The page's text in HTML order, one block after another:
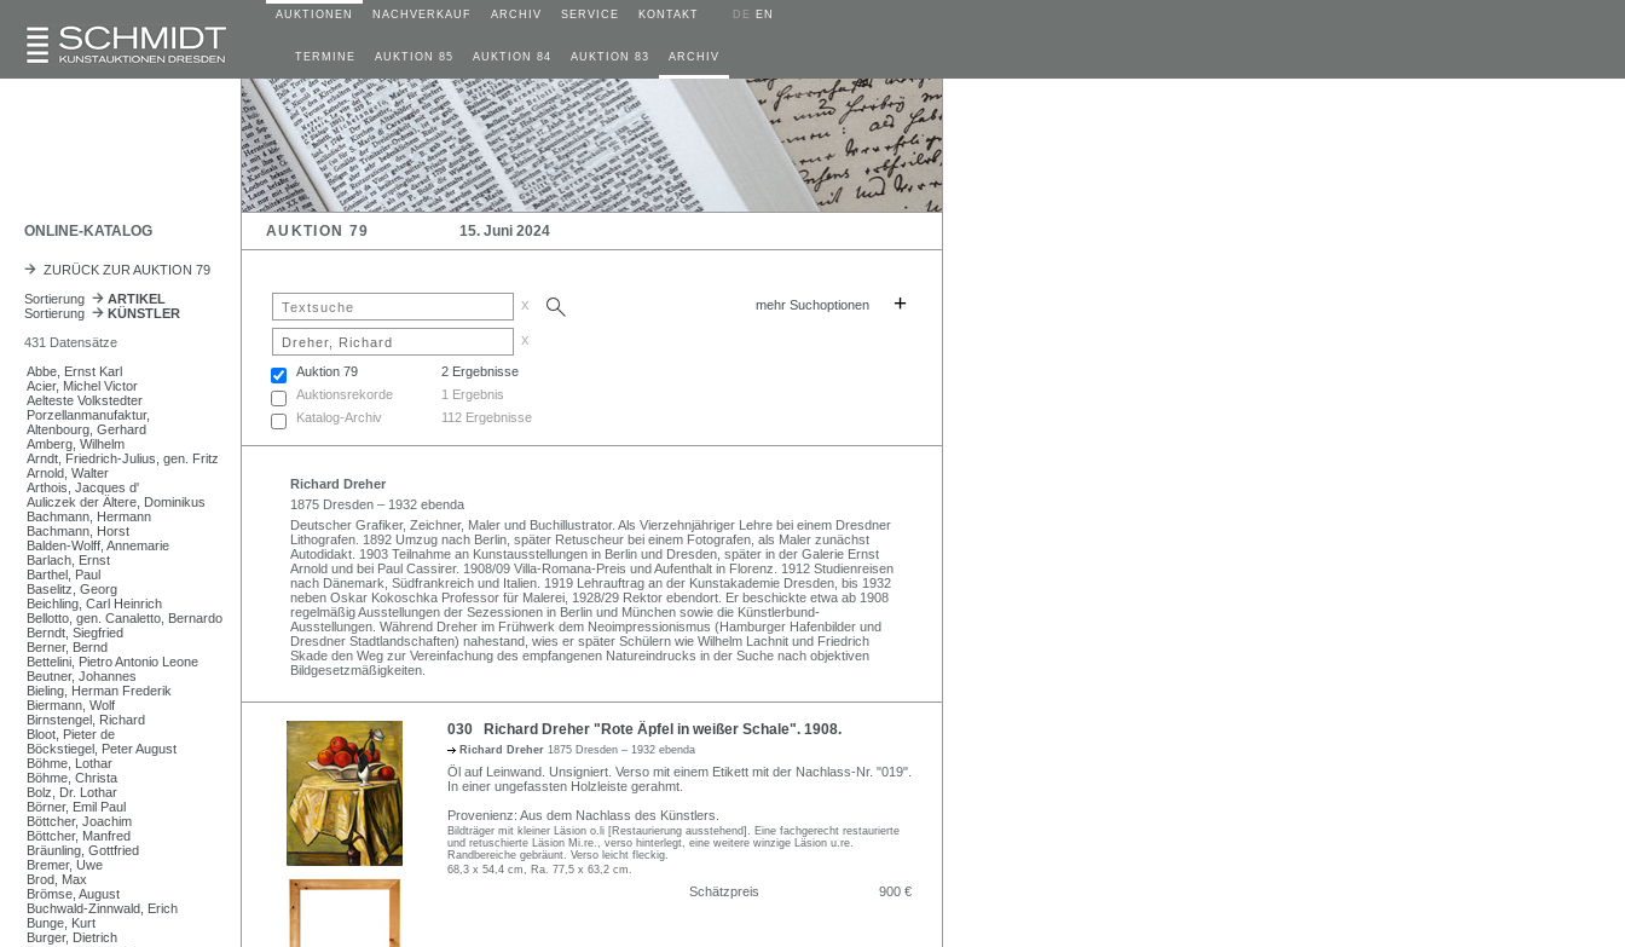
AUKTIONEN NACHVERKAUF ARCHIV SERVICE KONTAKT DE EN
TERMINE AUKTION 85 AUKTION 84 AUKTION 83 ARCHIV
ONLINE-KATALOG AUKTION 79 15. Juni 2024
ZURÜCK ZUR AUKTION 79
Sortierung
ARTIKEL
Sortierung
KÜNSTLER
431 Datensätze
Abbe, Ernst Karl
Acier, Michel Victor
Aelteste Volkstedter
Porzellanmanufaktur,
Altenbourg, Gerhard
Amberg, Wilhelm
Arndt, Friedrich-Julius, gen. Fritz
Arnold, Walter
Arthois, Jacques d'
Auliczek der Ältere, Dominikus
Bachmann, Hermann
Bachmann, Horst
Balden-Wolff, Annemarie
Barlach, Ernst
Barthel, Paul
Baselitz, Georg
Beichling, Carl Heinrich
Bellotto, gen. Canaletto, Bernardo
Berndt, Siegfried
Berner, Bernd
Bettelini, Pietro Antonio Leone
Beutner, Johannes
Bieling, Herman Frederik
Biermann, Wolf
Birnstengel, Richard
Bloot, Pieter de
Böckstiegel, Peter August
Böhme, Lothar
Böhme, Christa
Bolz, Dr. Lothar
Börner, Emil Paul
Böttcher, Joachim
Böttcher, Manfred
Bräunling, Gottfried
Bremer, Uwe
Brod, Max
Brömse, August
Buchwald-Zinnwald, Erich
Bunge, Kurt
Burger, Dietrich
x mehr Suchoptionen +
x
Auktion 79
2 Ergebnisse
Auktionsrekorde
1 Ergebnis
Katalog-Archiv
112 Ergebnisse
Richard Dreher
1875 Dresden – 1932 ebenda
Deutscher Grafiker, Zeichner, Maler und Buchillustrator. Als Vierzehnjähriger Lehre bei einem Dresdner
Lithografen. 1892 Umzug nach Berlin, später Retuscheur bei einem Fotografen, als Maler zunächst
Autodidakt. 1903 Teilnahme an Kunstausstellungen in Berlin und Dresden, später in der Galerie Ernst
Arnold und bei Paul Cassirer. 1908/09 Villa-Romana-Preis und Aufenthalt in Florenz. 1912 Studienreisen
nach Dänemark, Südfrankreich und Italien. 1919 Lehrauftrag an der Kunstakademie Dresden, bis 1932
neben Oskar Kokoschka Professor für Malerei, 1928/29 Rektor ebendort. Er beschickte etwa ab 1908
regelmäßig Ausstellungen der Sezessionen in Berlin und München sowie die Künstlerbund-
Ausstellungen. Während Dreher im Frühwerk dem Neoimpressionismus (Hamburger Hafenbilder und
Dresdner Stadtlandschaften) nahestand, wies er später Schülern wie Wilhelm Lachnit und Friedrich
Skade den Weg zur Vereinfachung des empfangenen Natureindrucks in der Suche nach objektiven
Bildgesetzmäßigkeiten.
030 Richard Dreher "Rote Äpfel in weißer Schale". 1908.
Richard Dreher 1875 Dresden – 1932 ebenda
Öl auf Leinwand. Unsigniert. Verso mit einem Etikett mit der Nachlass-Nr. "019".
In einer ungefassten Holzleiste gerahmt.
Provenienz: Aus dem Nachlass des Künstlers.
Bildträger mit kleiner Läsion o.li [Restaurierung ausstehend]. Eine fachgerecht restaurierte
und retuschierte Läsion Mi.re., verso hinterlegt, eine weitere winzige Läsion u.re.
Randbereiche gebräunt. Verso leicht fleckig.
68,3 x 54,4 cm, Ra. 77,5 x 63,2 cm.
Schätzpreis 900 €